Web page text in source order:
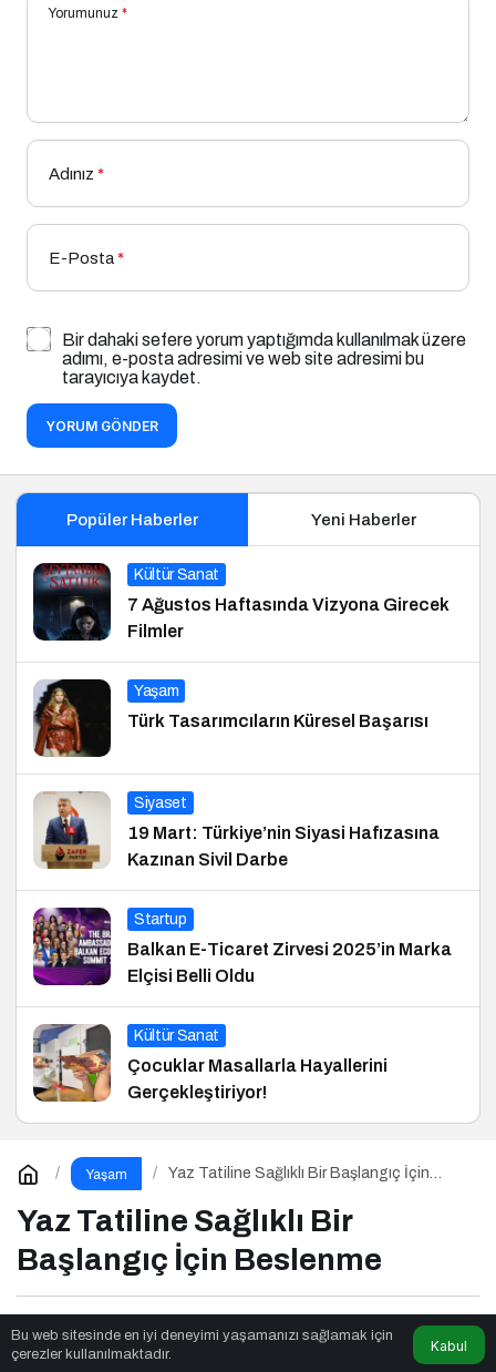
Yorumunuz *
Adınız *
E-Posta*
Bir dahaki sefere yorum yaptığımda kullanılmak üzere
adımı, e-posta adresimi ve web site adresimi bu
tarayıcıya kaydet.
YORUM GÖNDER
Popüler Haberler Yeni Haberler
Kültür Sanat
7 Ağustos Haftasında Vizyona Girecek
Filmler
Yaşam
Türk Tasarımcıların Küresel Başarısı
Siyaset
19 Mart: Türkiye’nin Siyasi Hafızasına
Kazınan Sivil Darbe
Startup
Balkan E-Ticaret Zirvesi 2025’in Marka
Elçisi Belli Oldu
Kültür Sanat
Çocuklar Masallarla Hayallerini
Gerçekleştiriyor!
Yaşam
Yaz Tatiline Sağlıklı Bir Başlangıç İçin
Yaz Tatiline Sağlıklı Bir
Başlangıç İçin Beslenme
Newsnow Tubetarafından yayınlandı
Bu web sitesinde en iyi deneyimi yaşamanızı sağlamak için
çerezler kullanılmaktadır.
Kabul